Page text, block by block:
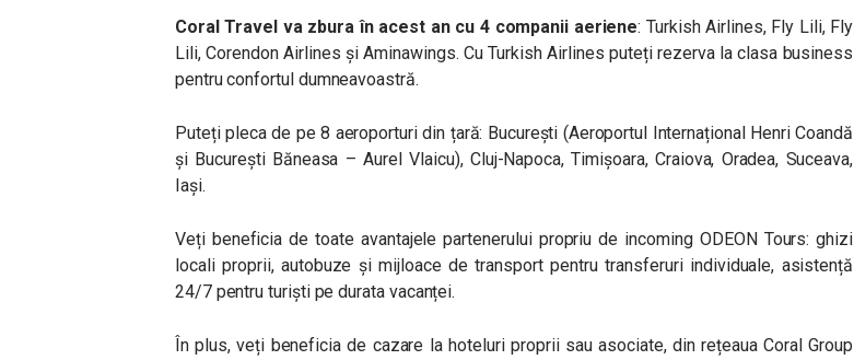
Coral Travel va zbura în acest an cu 4 companii aeriene: Turkish Airlines, Fly Lili, Fly
Lili, Corendon Airlines și Aminawings. Cu Turkish Airlines puteți rezerva la clasa business
pentru confortul dumneavoastră.
Puteți pleca de pe 8 aeroporturi din țară: București (Aeroportul Internațional Henri Coandă
și București Băneasa – Aurel Vlaicu), Cluj-Napoca, Timișoara, Craiova, Oradea, Suceava,
Iași.
Veți beneficia de toate avantajele partenerului propriu de incoming ODEON Tours: ghizi
locali proprii, autobuze și mijloace de transport pentru transferuri individuale, asistență
24/7 pentru turiști pe durata vacanței.
În plus, veți beneficia de cazare la hoteluri proprii sau asociate, din rețeaua Coral Group